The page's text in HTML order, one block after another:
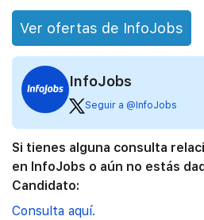
Ver ofertas de InfoJobs
InfoJobs
Seguir a @InfoJobs
Si tienes alguna consulta
en InfoJobs o aún no estás
Candidato:
Consulta aquí.